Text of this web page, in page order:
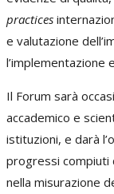
practices
e valutazione
l’implementazione
Il Forum sarà
accademico e
istituzioni, e darà
progressi compiuti
nella misurazione